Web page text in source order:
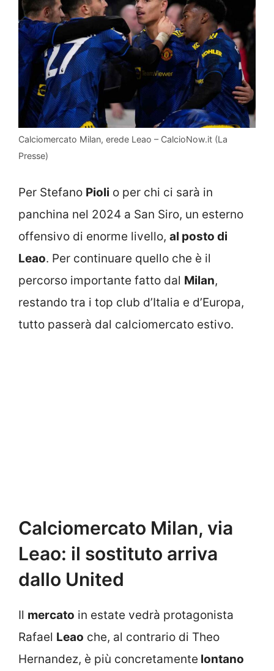
Calciomercato Milan, erede Leao – CalcioNow.it (La
Presse)
Per Stefano Pioli o per chi ci sarà in
panchina nel 2024 a San Siro, un esterno
offensivo di enorme livello, al posto di
Leao. Per continuare quello che è il
percorso importante fatto dal Milan,
restando tra i top club d’Italia e d’Europa,
tutto passerà dal calciomercato estivo.
Calciomercato Milan, via
Leao: il sostituto arriva
dallo United
Il mercato in estate vedrà protagonista
Rafael Leao che, al contrario di Theo
Hernandez, è più concretamente lontano